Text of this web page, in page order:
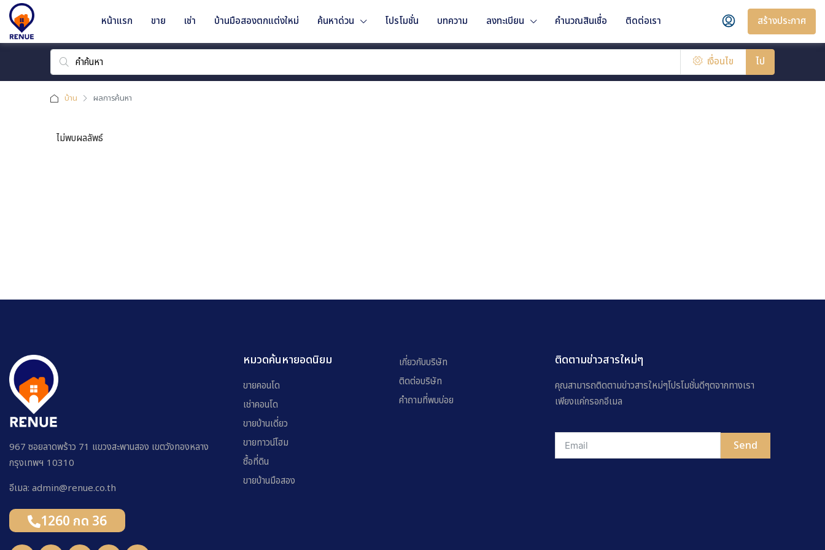
หน้าแรก ขาย เช่า บ้านมือสองตกแต่งใหม่ ค้นหาด่วน โปรโมชั่น บทความ ลงทะเบียน คำนวณสินเชื่อ ติดต่อเรา สร้างประกาศ
เงื่อนไข ไป
บ้าน ผลการค้นหา
ไม่พบผลลัพธ์
967 ซอยลาดพร้าว 71 แขวงสะพานสอง เขตวังทองหลาง
กรุงเทพฯ 10310
อีเมล: admin@renue.co.th
1260 กด 36
หมวดค้นหายอดนิยม
ขายคอนโด
เช่าคอนโด
ขายบ้านเดี่ยว
ขายทาวน์โฮม
ซื้อที่ดิน
ขายบ้านมือสอง
เกี่ยวกับบริษัท
ติดต่อบริษัท
คำถามที่พบบ่อย
ติดตามข่าวสารใหม่ๆ
คุณสามารถติดตามข่าวสารใหม่ๆโปรโมชั่นดีๆตจากทางเรา
เพียงแค่กรอกอีเมล
Send